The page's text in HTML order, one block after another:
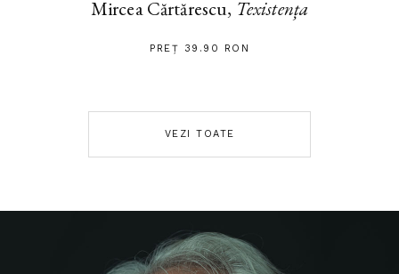
Mircea Cărtărescu, Texistența
PREȚ 39.90 RON
VEZI TOATE